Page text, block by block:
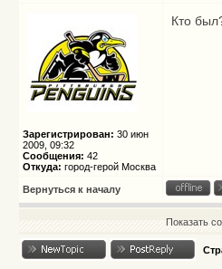
Зарегистрирован: 30 июн
2009, 09:32
Сообщения: 42
Откуда: город-герой Москва
Кто
Вернуться к началу
Показать